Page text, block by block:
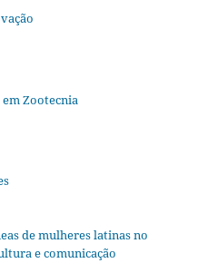
Zootecnia
de mulheres latinas no
e comunicação